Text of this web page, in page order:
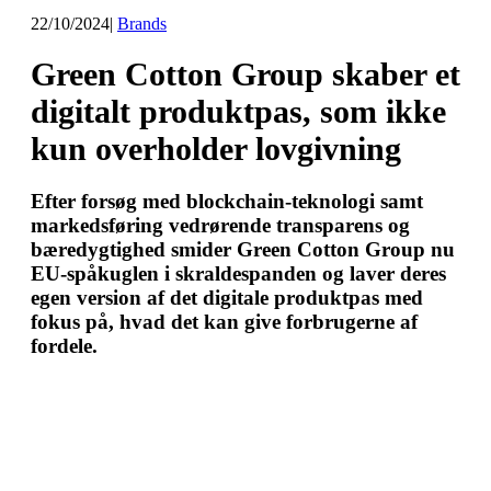
22/10/2024| Brands
Green Cotton Group skaber et
digitalt produktpas, som ikke
kun overholder lovgivning
Efter forsøg med blockchain-teknologi samt
markedsføring vedrørende transparens og
bæredygtighed smider Green Cotton Group nu
EU-spåkuglen i skraldespanden og laver deres
egen version af det digitale produktpas med
fokus på, hvad det kan give forbrugerne af
fordele.